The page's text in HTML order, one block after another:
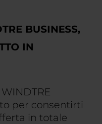
BUSINESS,
IN
per consentirti
in totale